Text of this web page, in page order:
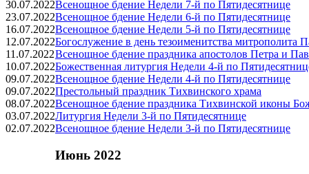
30.07.2022Всенощное бдение Недели 7-й по Пятидесятнице
23.07.2022Всенощное бдение Недели 6-й по Пятидесятнице
16.07.2022Всенощное бдение Недели 5-й по Пятидесятнице
12.07.2022Богослужение в день тезоименитства митрополита
11.07.2022Всенощное бдение праздника апостолов Петра и
10.07.2022Божественная литургия Недели 4-й по
09.07.2022Всенощное бдение Недели 4-й по Пятидесятнице
09.07.2022Престольный праздник Тихвинского храма
08.07.2022Всенощное бдение праздника Тихвинской иконы
03.07.2022Литургия Недели 3-й по Пятидесятнице
02.07.2022Всенощное бдение Недели 3-й по Пятидесятнице
Июнь 2022